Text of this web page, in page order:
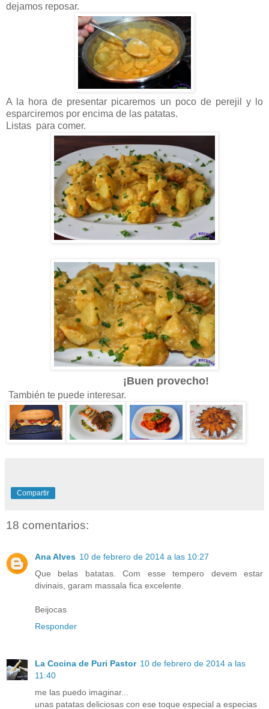
dejamos reposar.
A la hora de presentar picaremos un poco de perejil y lo
esparciremos por encima de las patatas.
Listas para comer.
¡Buen provecho!
También te puede interesar.
Compartir
18 comentarios:
Ana Alves 10 de febrero de 2014 a las 10:27
Que belas batatas. Com esse tempero devem estar
divinais, garam massala fica excelente.
Beijocas
Responder
La Cocina de Puri Pastor 10 de febrero de 2014 a las
11:40
me las puedo imaginar...
unas patatas deliciosas con ese toque especial a especias